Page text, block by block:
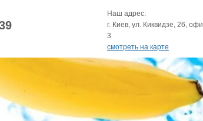
Наш адрес:
г. Киев, ул. Киквидзе, 26,
3
смотреть на карте